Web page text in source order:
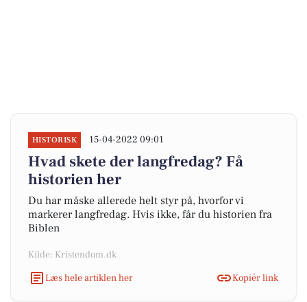
HISTORISK 15-04-2022 09:01
Hvad skete der langfredag? Få
historien her
Du har måske allerede helt styr på, hvorfor vi
markerer langfredag. Hvis ikke, får du historien fra
Biblen
Kilde: Kristendom.dk
Læs hele artiklen her
Kopiér link